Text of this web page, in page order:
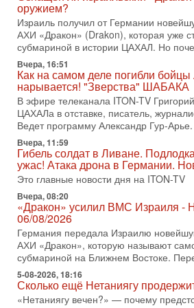
вспомнить взлет партии «Исраэль ба-
31-07-2026, 17:00
Тайны закрытых дверей: о чём
молчат Трамп и Нетаньяху?
Недавний визит премьер-министра
Нетаньяху в США и его встреча с
оставили больше вопросов, чем
31-07-2026, 15:18
Иран готовит покушение на
хочет эскалации, но КСИР готовит
В эфире телеканала ITON-TV СЕРГЕЙ
по вопросам безопасности, офицер
Международного управления полиции
31-07-2026, 09:02
Битва за разоружение ХАМАСа
31/07/2026
Сегодня президент США Дональд
достижении исторического
разоружении ХАМАСа и других
Иран доведет Трампа до крайних
оценка от военного
оружием?
Израиль получил от Германии
АХИ «Дракон» (Drakon), которая уже
субмариной в истории ЦАХАЛ. Но
Вчера, 16:51
Как на самом деле погибли
нарывается! "Зверства" ШАБАКА
В эфире телеканала ITON-TV
ЦАХАЛа в отставке, писатель,
Ведет программу Александр Гур-Арье.
Вчера, 11:59
Гибель солдат в Ливане.
ужас! Атака дрона в Германии.
Это главные новости дня на ITON-TV
Вчера, 08:20
«Дракон» усилил ВМС Израиля
06/08/2026
Германия передала Израилю
АХИ «Дракон», которую называют
субмариной на Ближнем Востоке.
5-08-2026, 18:16
Сколько ещё Нетаниягу
«Нетаниягу вечен?» — почему